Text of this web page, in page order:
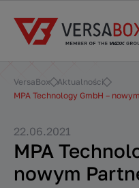
VersaBox
Aktualności
MPA Technology GmbH –
22.06.2021
MPA
nowym